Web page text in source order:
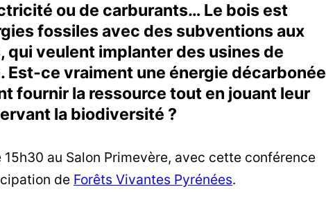
ou de carburants… Le bois est
fossiles avec des subventions aux
veulent implanter des usines de
ce vraiment une énergie décarbonée
fournir la ressource tout en jouant leur
la biodiversité ?
au Salon Primevère, avec cette conférence
de Forêts Vivantes Pyrénées.